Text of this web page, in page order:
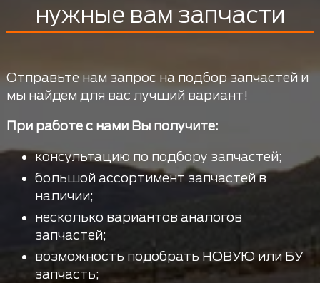
нужные вам запчасти
Отправьте нам запрос на подбор запчастей и
мы найдем для вас лучший вариант!
При работе с нами Вы получите:
консультацию по подбору запчастей;
большой ассортимент запчастей в
наличии;
несколько вариантов аналогов
запчастей;
возможность подобрать НОВУЮ или БУ
запчасть;